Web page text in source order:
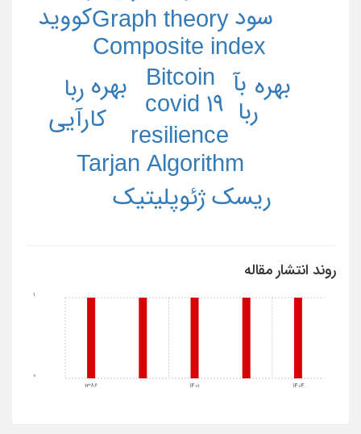
Bitcoin
Composite index
covid 19
Graph theory
resilience
Tarjan Algorithm
بهره
ربا
ریسک ژئوپلیتیک
سود
کارآیی
بآ بهره ربا
کووید
روند انتشار مقاله
1386 1401 1404
0
1